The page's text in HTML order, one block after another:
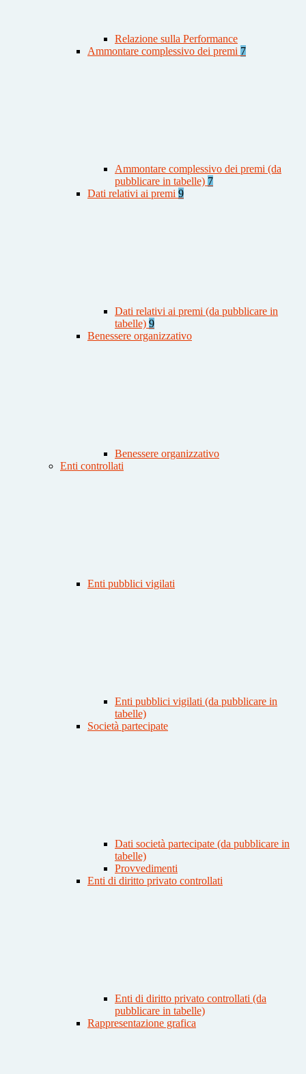
Relazione sulla Performance
Ammontare complessivo dei premi 7
Ammontare complessivo dei premi (da
pubblicare in tabelle) 7
Dati relativi ai premi 9
Dati relativi ai premi (da pubblicare in
tabelle) 9
Benessere organizzativo
Benessere organizzativo
Enti controllati
Enti pubblici vigilati
Enti pubblici vigilati (da pubblicare in
tabelle)
Società partecipate
Dati società partecipate (da pubblicare in
tabelle)
Provvedimenti
Enti di diritto privato controllati
Enti di diritto privato controllati (da
pubblicare in tabelle)
Rappresentazione grafica